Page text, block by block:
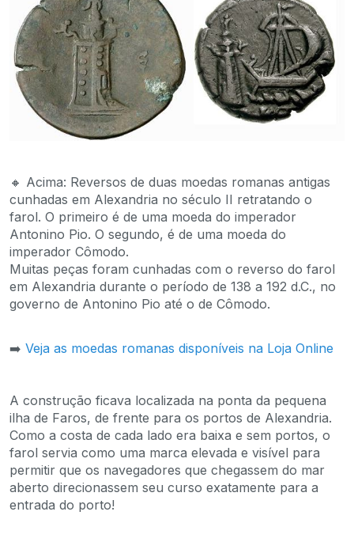
🔸 Acima: Reversos de duas moedas romanas antigas
cunhadas em Alexandria no século II retratando o
farol. O primeiro é de uma moeda do imperador
Antonino Pio. O segundo, é de uma moeda do
imperador Cômodo.
Muitas peças foram cunhadas com o reverso do farol
em Alexandria durante o período de 138 a 192 d.C., no
governo de Antonino Pio até o de Cômodo.
➡️ Veja as moedas romanas disponíveis na Loja Online
A construção ficava localizada na ponta da pequena
ilha de Faros, de frente para os portos de Alexandria.
Como a costa de cada lado era baixa e sem portos, o
farol servia como uma marca elevada e visível para
permitir que os navegadores que chegassem do mar
aberto direcionassem seu curso exatamente para a
entrada do porto!